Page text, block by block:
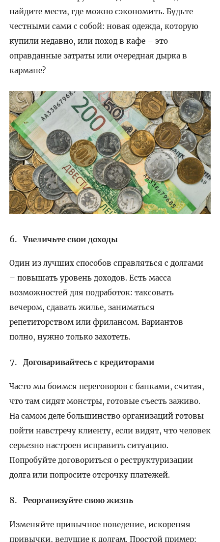
найдите места, где можно сэкономить. Будьте
честными сами с собой: новая одежда, которую
купили недавно, или поход в кафе – это
оправданные затраты или очередная дырка в
кармане?
Увеличьте свои доходы
Один из лучших способов справляться с долгами
– повышать уровень доходов. Есть масса
возможностей для подработок: таксовать
вечером, сдавать жилье, заниматься
репетиторством или фрилансом. Вариантов
полно, нужно только захотеть.
Договаривайтесь с кредиторами
Часто мы боимся переговоров с банками, считая,
что там сидят монстры, готовые съесть заживо.
На самом деле большинство организаций готовы
пойти навстречу клиенту, если видят, что человек
серьезно настроен исправить ситуацию.
Попробуйте договориться о реструктуризации
долга или попросите отсрочку платежей.
Реорганизуйте свою жизнь
Изменяйте привычное поведение, искореняя
привычки, ведущие к долгам. Простой пример: